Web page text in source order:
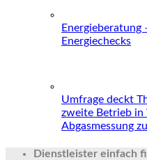
Energieberatung
Energiechecks
Umfrage deckt
zweite Betrieb
Abgasmessung
Dienstleister einfach